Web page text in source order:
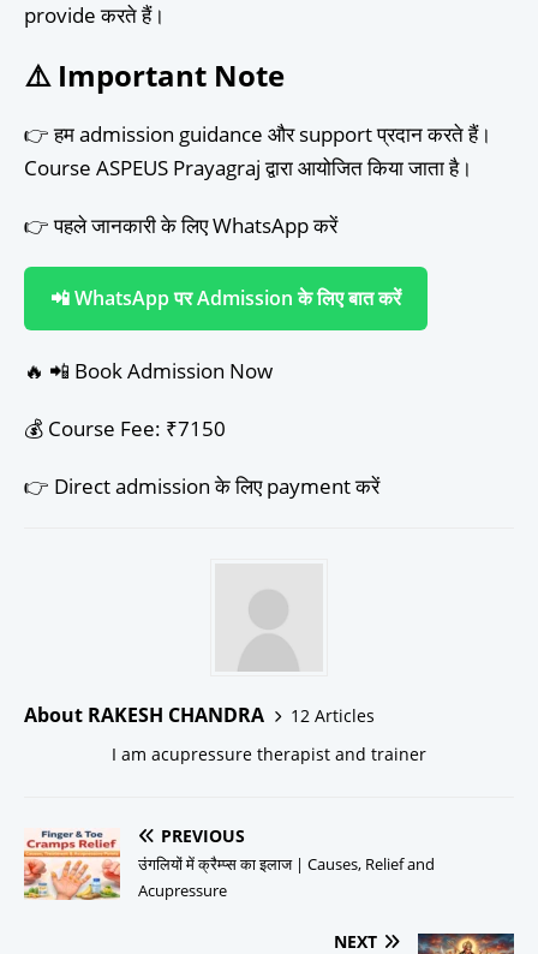
provide करते हैं।
⚠️ Important Note
👉 हम admission guidance और support प्रदान करते हैं।
Course ASPEUS Prayagraj द्वारा आयोजित किया जाता है।
👉 पहले जानकारी के लिए WhatsApp करें
📲 WhatsApp पर Admission के लिए बात करें
🔥 📲 Book Admission Now
💰 Course Fee: ₹7150
👉 Direct admission के लिए payment करें
About RAKESH CHANDRA
12 Articles
I am acupressure therapist and trainer
PREVIOUS
उंगलियों में क्रैम्प्स का इलाज | Causes, Relief and
Acupressure
NEXT